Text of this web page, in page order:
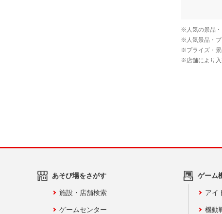
あそび場をさがす
施設・店舗検索
ゲームセンター
ゲーム
アイ
機動